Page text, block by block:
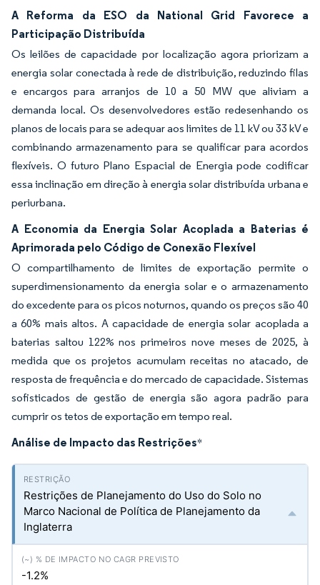
A Reforma da ESO da National Grid Favorece a
Participação Distribuída
Os leilões de capacidade por localização agora priorizam a
energia solar conectada à rede de distribuição, reduzindo filas
e encargos para arranjos de 10 a 50 MW que aliviam a
demanda local. Os desenvolvedores estão redesenhando os
planos de locais para se adequar aos limites de 11 kV ou 33 kV e
combinando armazenamento para se qualificar para acordos
flexíveis. O futuro Plano Espacial de Energia pode codificar
essa inclinação em direção à energia solar distribuída urbana e
periurbana.
A Economia da Energia Solar Acoplada a Baterias é
Aprimorada pelo Código de Conexão Flexível
O compartilhamento de limites de exportação permite o
superdimensionamento da energia solar e o armazenamento
do excedente para os picos noturnos, quando os preços são 40
a 60% mais altos. A capacidade de energia solar acoplada a
baterias saltou 122% nos primeiros nove meses de 2025, à
medida que os projetos acumulam receitas no atacado, de
resposta de frequência e do mercado de capacidade. Sistemas
sofisticados de gestão de energia são agora padrão para
cumprir os tetos de exportação em tempo real.
Análise de Impacto das Restrições*
Restrições de Planejamento do Uso do Solo no
Marco Nacional de Política de Planejamento da
Inglaterra
-1.2%